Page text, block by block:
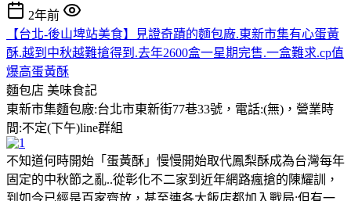
2年前
【台北-後山埤站美食】見證奇蹟的麵包廠.東新市集有心蛋黃
酥.越到中秋越難搶得到.去年2600盒一星期完售.一盒難求.cp值
爆高蛋黃酥
麵包店 美味食記
東新市集麵包廠:台北市東新街77巷33號，電話:(無)，營業時
間:不定(下午)line群組
不知道何時開始「蛋黃酥」慢慢開始取代鳳梨酥成為台灣每年
固定的中秋節之亂..從彰化不二家到近年網路瘋搶的陳耀訓，
到如今已經是百家齊放，甚至連各大飯店都加入戰局;但有一